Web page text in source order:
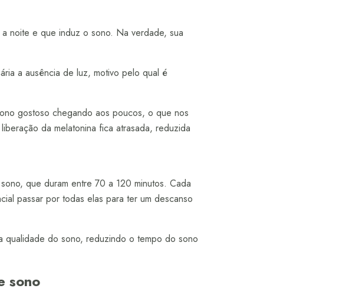
noite e que induz o sono. Na verdade, sua
a ausência de luz, motivo pelo qual é
gostoso chegando aos poucos, o que nos
da melatonina fica atrasada, reduzida
que duram entre 70 a 120 minutos. Cada
passar por todas elas para ter um descanso
do sono, reduzindo o tempo do sono
sono